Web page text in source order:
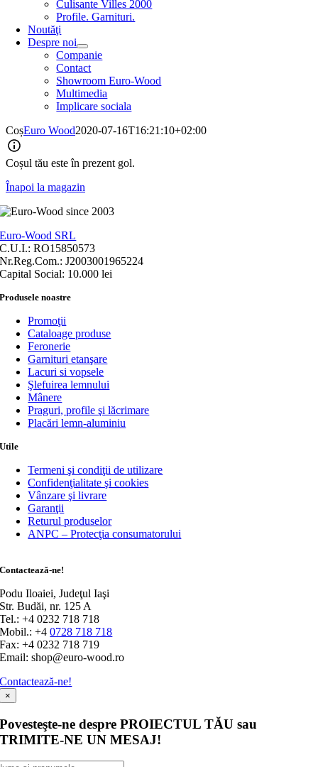
Culisante Villes 2000
Profile. Garnituri.
Noutăţi
Despre noi
Companie
Contact
Showroom Euro-Wood
Multimedia
Implicare sociala
CoșEuro Wood2020-07-16T16:21:10+02:00
Coșul tău este în prezent gol.
Înapoi la magazin
Euro-Wood SRL
C.U.I.: RO15850573
Nr.Reg.Com.: J2003001965224
Capital Social: 10.000 lei
Produsele noastre
Promoţii
Cataloage produse
Feronerie
Garnituri etanşare
Lacuri si vopsele
Şlefuirea lemnului
Mânere
Praguri, profile şi lăcrimare
Placări lemn-aluminiu
Utile
Termeni şi condiţii de utilizare
Confidenţialitate şi cookies
Vânzare şi livrare
Garanţii
Returul produselor
ANPC – Protecţia consumatorului
Contactează-ne!
Podu Iloaiei, Judeţul Iaşi
Str. Budăi, nr. 125 A
Tel.: +4 0232 718 718
Mobil.: +40728 718 718
Fax: +4 0232 718 719
Email: shop@euro-wood.ro
Contactează-ne!
×
Povesteşte-ne despre PROIECTUL TĂU sau
TRIMITE-NE UN MESAJ!